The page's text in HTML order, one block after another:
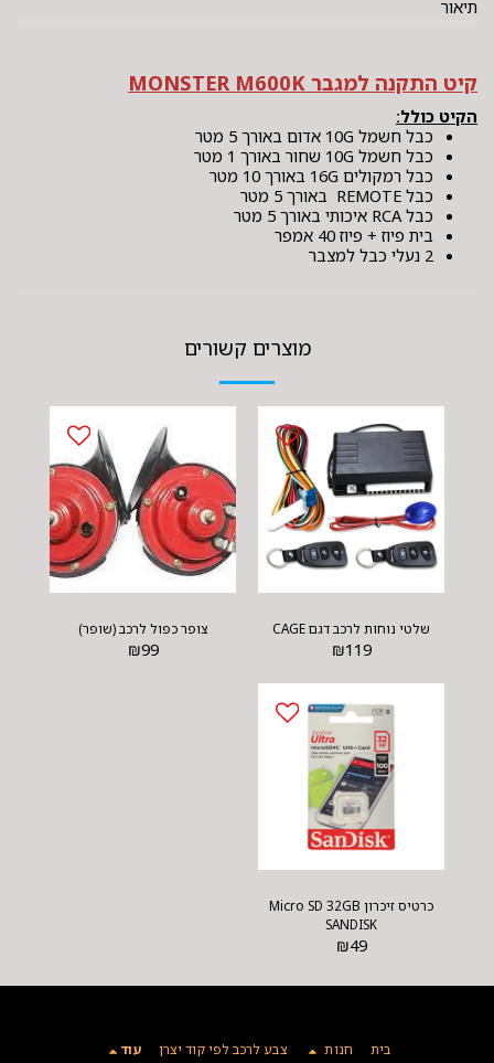
תיאור
קיט התקנה למגבר MONSTER M600K
הקיט כולל:
כבל חשמל 10G אדום באורך 5 מטר
כבל חשמל 10G שחור באורך 1 מטר
כבל רמקולים 16G באורך 10 מטר
כבל REMOTE באורך 5 מטר
כבל RCA איכותי באורך 5 מטר
בית פיוז + פיוז 40 אמפר
2 נעלי כבל למצבר
מוצרים קשורים
שלטי נוחות לרכב דגם CAGE
₪119
צופר כפול לרכב (שופר)
₪99
כרטיס זיכרון Micro SD 32GB
SANDISK
₪49
בית חנות צבע לרכב לפי קוד יצרן עוד